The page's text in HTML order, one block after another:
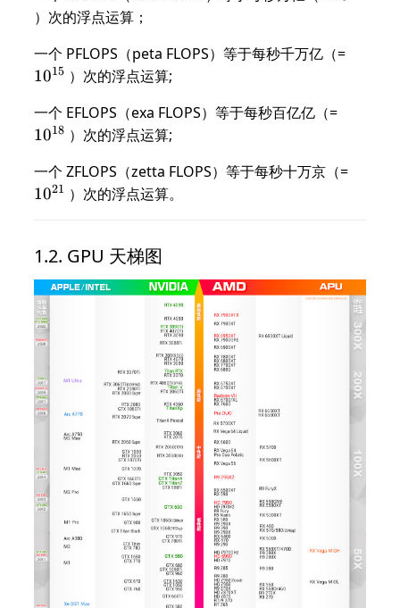
）次的浮点运算；
一个 PFLOPS（peta FLOPS）等于每秒千万亿（=
1015 ）次的浮点运算;
一个 EFLOPS（exa FLOPS）等于每秒百亿亿（=
1018 ）次的浮点运算;
一个 ZFLOPS（zetta FLOPS）等于每秒十万京（=
1021 ）次的浮点运算。
GPU 天梯图